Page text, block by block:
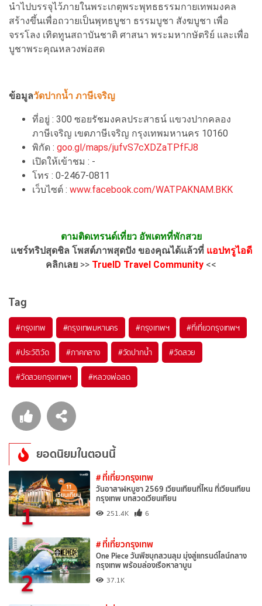
นำไปบรรจุไว้ภายในพระเกตุพระพุทธธรรมกายเทพมงคล
สร้างขึ้นเพื่อถวายเป็นพุทธบูชา ธรรมบูชา สังฆบูชา เพื่อ
จรรโลง เทิดทูนสถาบันชาติ ศาสนา พระมหากษัตริย์ และเพื่อ
บูชาพระคุณหลวงพ่อสด
ข้อมูลวัดปากน้ำ ภาษีเจริญ
ที่อยู่ : 300 ซอยรัชมงคลประสาธน์ แขวงปากคลอง
ภาษีเจริญ เขตภาษีเจริญ กรุงเทพมหานคร 10160
พิกัด : goo.gl/maps/jufvS7cXDZaTPfFJ8
เปิดให้เข้าชม : -
โทร : 0-2467-0811
เว็บไซต์ : www.facebook.com/WATPAKNAM.BKK
ตามติดเทรนด์เที่ยว อัพเดทที่พักสวย
แชร์ทริปสุดชิล โพสต์ภาพสุดปัง ของคุณได้แล้วที่ แอปทรูไอดี
คลิกเลย >> TrueID Travel Community <<
Tag
#กรุงเทพ #กรุงเทพมหานคร #กรุงเทพฯ #ที่เที่ยวกรุงเทพฯ
#ประวัติวัด #ภาคกลาง #วัดปากน้ำ #วัดสวย
#วัดสวยกรุงเทพฯ #หลวงพ่อสด
ยอดนิยมในตอนนี้
1
# ที่เที่ยวกรุงเทพ
วันอาสาฬหบูชา 2569 เวียนเทียนที่ไหน ที่เวียนเทียน
กรุงเทพ บทสวดเวียนเทียน
251.4K 6
2
# ที่เที่ยวกรุงเทพ
One Piece วันพีซบุกสวนลุม มุ่งสู่แกรนด์ไลน์กลาง
กรุงเทพ พร้อมล่องเรือหาลาบูน
37.1K